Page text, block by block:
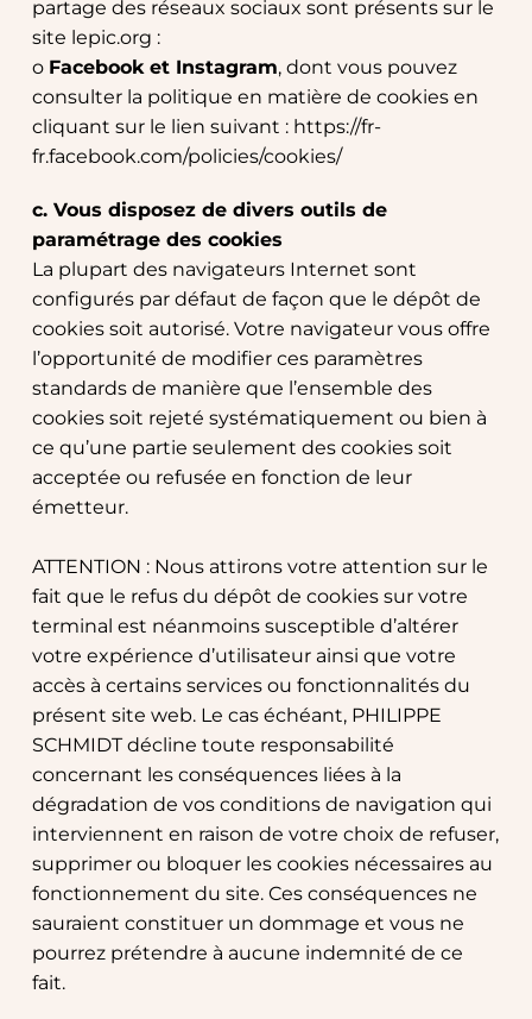
partage des réseaux sociaux sont présents sur le
site lepic.org :
o Facebook et Instagram, dont vous pouvez
consulter la politique en matière de cookies en
cliquant sur le lien suivant : https://fr-
fr.facebook.com/policies/cookies/
c. Vous disposez de divers outils de
paramétrage des cookies
La plupart des navigateurs Internet sont
configurés par défaut de façon que le dépôt de
cookies soit autorisé. Votre navigateur vous offre
l’opportunité de modifier ces paramètres
standards de manière que l’ensemble des
cookies soit rejeté systématiquement ou bien à
ce qu’une partie seulement des cookies soit
acceptée ou refusée en fonction de leur
émetteur.
ATTENTION : Nous attirons votre attention sur le
fait que le refus du dépôt de cookies sur votre
terminal est néanmoins susceptible d’altérer
votre expérience d’utilisateur ainsi que votre
accès à certains services ou fonctionnalités du
présent site web. Le cas échéant, PHILIPPE
SCHMIDT décline toute responsabilité
concernant les conséquences liées à la
dégradation de vos conditions de navigation qui
interviennent en raison de votre choix de refuser,
supprimer ou bloquer les cookies nécessaires au
fonctionnement du site. Ces conséquences ne
sauraient constituer un dommage et vous ne
pourrez prétendre à aucune indemnité de ce
fait.